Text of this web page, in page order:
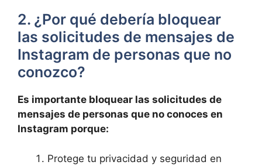
2.​ ¿Por qué debería ⁤bloquear
las solicitudes de​ mensajes de
Instagram de personas que no
conozco?
Es ⁢importante bloquear las solicitudes de
mensajes de personas que no conoces en
Instagram ​porque:
Protege tu privacidad y seguridad en